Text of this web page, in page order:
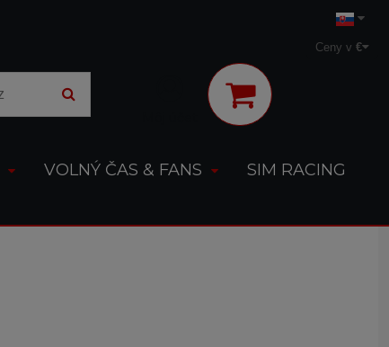
Ceny v €
VOLNÝ ČAS & FANS
SIM RACING